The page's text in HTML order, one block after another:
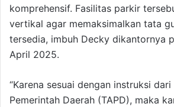
komprehensif. Fasilitas parkir
vertikal agar memaksimalkan tata
tersedia, imbuh Decky dikantornya
April 2025.
“Karena sesuai dengan instruksi
Pemerintah Daerah (TAPD), maka